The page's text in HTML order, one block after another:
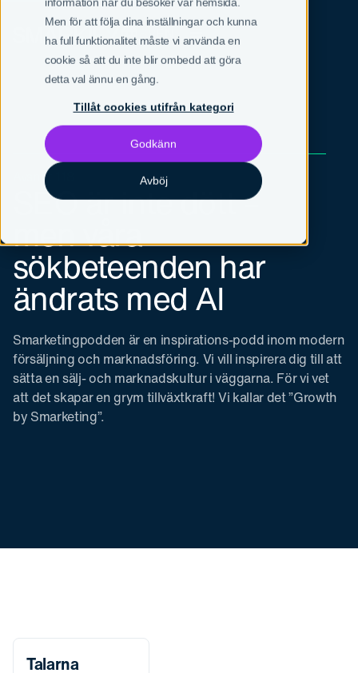
Men för att följa dina inställningar och kunna
ha full funktionalitet måste vi använda en
cookie så att du inte blir ombedd att göra
detta val ännu en gång.
Tillåt cookies utifrån kategori
Godkänn
Avböj
SVEN
Avsnitt 118
SEO är inte dött –
men våra
sökbeteenden har
ändrats med AI
Smarketingpodden är en inspirations-podd inom modern
försäljning och marknadsföring. Vi vill inspirera dig till att
sätta en sälj- och marknadskultur i väggarna. För vi vet
att det skapar en grym tillväxtkraft! Vi kallar det ”Growth
by Smarketing”.
Talarna